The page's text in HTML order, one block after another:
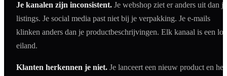
Je kanalen zijn inconsistent. Je webshop ziet er anders uit dan je
listings. Je social media past niet bij je verpakking. Je e-mails
klinken anders dan je productbeschrijvingen. Elk kanaal is een los
eiland.
Klanten herkennen je niet. Je lanceert een nieuw product en het